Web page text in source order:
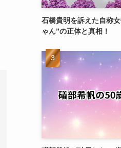
石橋貴明を訴えた自称
ゃん”の正体と真相！